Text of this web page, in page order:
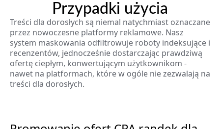
Przypadki użycia
Treści dla dorosłych są niemal natychmiast oznaczane
przez nowoczesne platformy reklamowe. Nasz
system maskowania odfiltrowuje roboty indeksujące i
recenzentów, jednocześnie dostarczając prawdziwą
ofertę ciepłym, konwertującym użytkownikom -
nawet na platformach, które w ogóle nie zezwalają na
treści dla dorosłych.